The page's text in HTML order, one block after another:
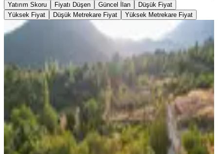
Yatırım Skoru Fiyatı Düşen Güncel İlan
Düşük Fiyat
Yüksek Fiyat
Düşük Metrekare Fiyat Yüksek Metrekare Fiyat
Nif'te Büyük Kiraz Ağaçlarıyla Bezeli
610mt2 İmarlı Arsa
Fethiye, Nif Mahallesi
·5.738/m² 30.07.2026
3.500.000 ₺
Barış Emlak Kamil Ortaabalı